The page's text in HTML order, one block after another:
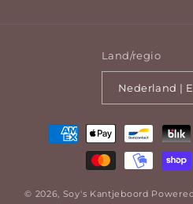
Land/regio
Betaalmethoden
© 2026, Soy's Kantjeboord